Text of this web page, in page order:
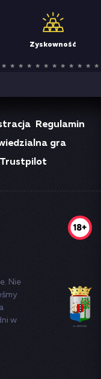
Zyskowność
Regulamin
gra
Trustpilot
Nie
w